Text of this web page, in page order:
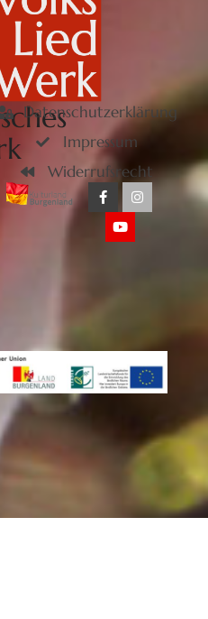
Datenschutzerklärung
Impressum
Widerrufsrecht